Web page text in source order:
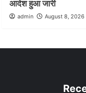
आदेश हुआ जारी
admin August 8, 2026